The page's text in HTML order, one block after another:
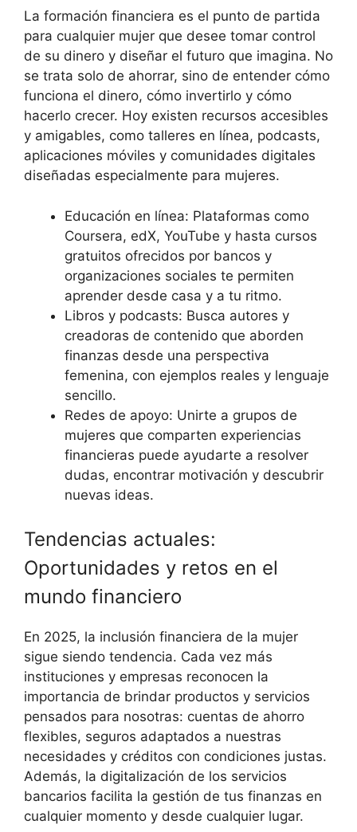
La formación financiera es el punto de partida
para cualquier mujer que desee tomar control
de su dinero y diseñar el futuro que imagina. No
se trata solo de ahorrar, sino de entender cómo
funciona el dinero, cómo invertirlo y cómo
hacerlo crecer. Hoy existen recursos accesibles
y amigables, como talleres en línea, podcasts,
aplicaciones móviles y comunidades digitales
diseñadas especialmente para mujeres.
Educación en línea: Plataformas como
Coursera, edX, YouTube y hasta cursos
gratuitos ofrecidos por bancos y
organizaciones sociales te permiten
aprender desde casa y a tu ritmo.
Libros y podcasts: Busca autores y
creadoras de contenido que aborden
finanzas desde una perspectiva
femenina, con ejemplos reales y lenguaje
sencillo.
Redes de apoyo: Unirte a grupos de
mujeres que comparten experiencias
financieras puede ayudarte a resolver
dudas, encontrar motivación y descubrir
nuevas ideas.
Tendencias actuales:
Oportunidades y retos en el
mundo financiero
En 2025, la inclusión financiera de la mujer
sigue siendo tendencia. Cada vez más
instituciones y empresas reconocen la
importancia de brindar productos y servicios
pensados para nosotras: cuentas de ahorro
flexibles, seguros adaptados a nuestras
necesidades y créditos con condiciones justas.
Además, la digitalización de los servicios
bancarios facilita la gestión de tus finanzas en
cualquier momento y desde cualquier lugar.